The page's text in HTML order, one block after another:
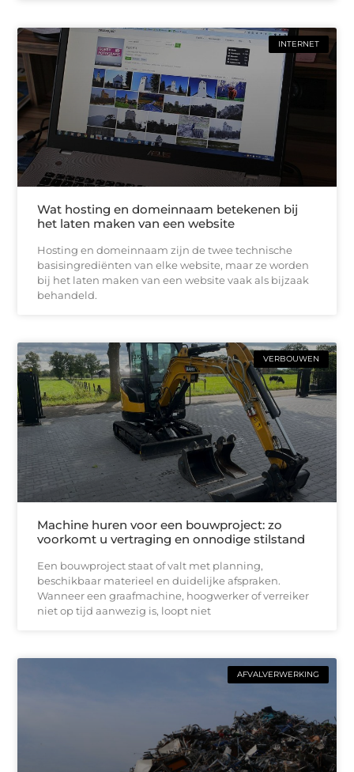
INTERNET
Wat hosting en domeinnaam betekenen bij
het laten maken van een website
Hosting en domeinnaam zijn de twee technische
basisingrediënten van elke website, maar ze worden
bij het laten maken van een website vaak als bijzaak
behandeld.
VERBOUWEN
Machine huren voor een bouwproject: zo
voorkomt u vertraging en onnodige stilstand
Een bouwproject staat of valt met planning,
beschikbaar materieel en duidelijke afspraken.
Wanneer een graafmachine, hoogwerker of verreiker
niet op tijd aanwezig is, loopt niet
AFVALVERWERKING